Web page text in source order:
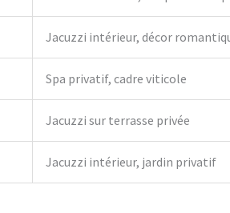
Jacuzzi intérieur, décor
Spa privatif, cadre viticole
Jacuzzi sur terrasse privée
Jacuzzi intérieur, jardin privatif